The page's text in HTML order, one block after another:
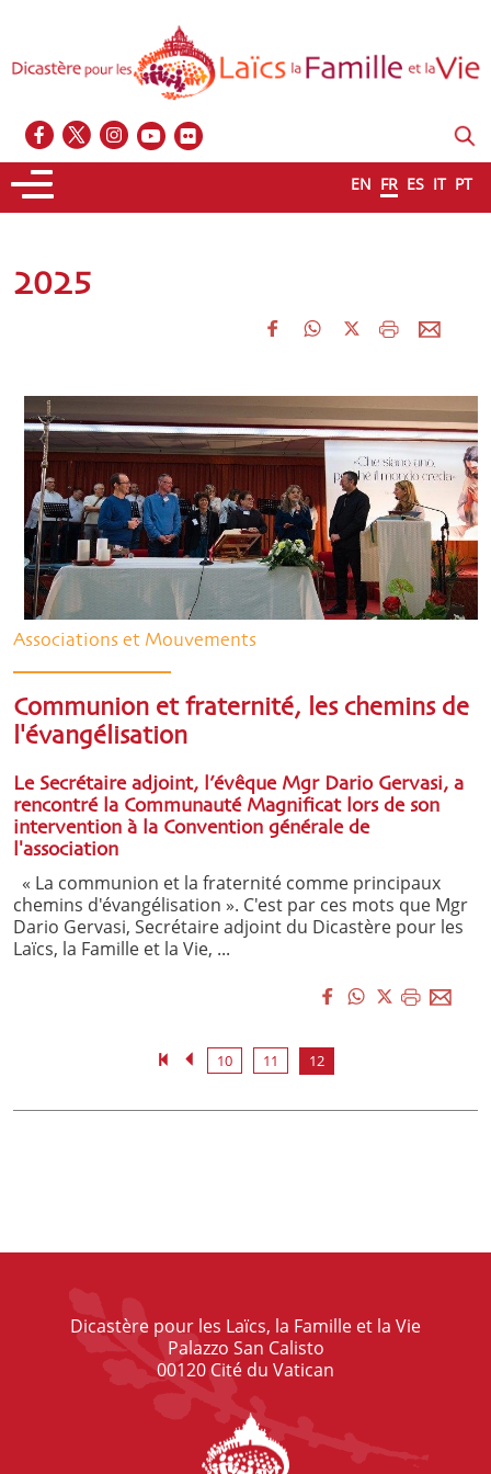
EN FR ES IT PT
2025
Associations et Mouvements
Communion et fraternité, les chemins de
l'évangélisation
Le Secrétaire adjoint, l’évêque Mgr Dario Gervasi, a
rencontré la Communauté Magnificat lors de son
intervention à la Convention générale de
l'association
« La communion et la fraternité comme principaux
chemins d'évangélisation ». C'est par ces mots que Mgr
Dario Gervasi, Secrétaire adjoint du Dicastère pour les
Laïcs, la Famille et la Vie, ...
10 11 12
Dicastère pour les Laïcs, la Famille et la Vie
Palazzo San Calisto
00120 Cité du Vatican